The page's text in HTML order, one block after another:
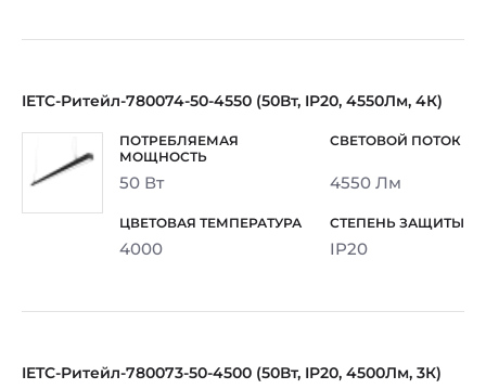
IETC-Ритейл-780074-50-4550 (50Вт, IP20, 4550Лм, 4К)
50 Вт 4550 Лм
4000 IP20
IETC-Ритейл-780073-50-4500 (50Вт, IP20, 4500Лм, 3К)